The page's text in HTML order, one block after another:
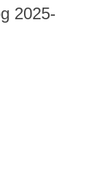
2025-